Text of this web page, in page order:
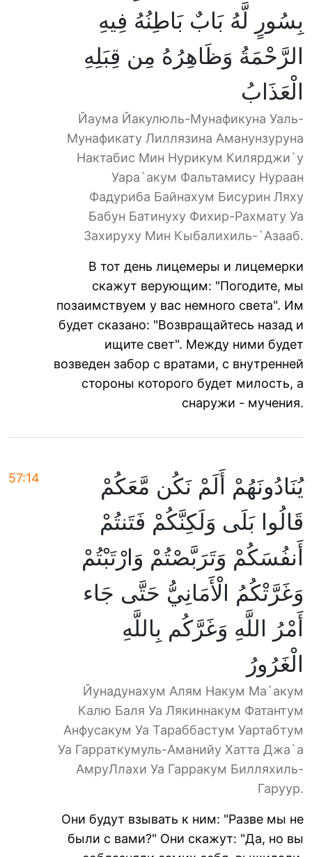
بِسُورٍ لَّهُ بَابٌ بَاطِنُهُ فِيهِ
الرَّحْمَةُ وَظَاهِرُهُ مِن قِبَلِهِ
الْعَذَابُ
Йаума Йакулюль-Мунафикуна Уаль-
Мунафикату Лиллязина Аманунзуруна
Нактабис Мин Нурикум Килярджи`у
Уара`акум Фальтамису Нураан
Фадуриба Байнахум Бисурин Ляху
Бабун Батинуху Фихир-Рахмату Уа
Захируху Мин Кыбалихиль-`Азааб.
В тот день лицемеры и лицемерки
скажут верующим: "Погодите, мы
позаимствуем у вас немного света". Им
будет сказано: "Возвращайтесь назад и
ищите свет". Между ними будет
возведен забор с вратами, с внутренней
стороны которого будет милость, а
снаружи - мучения.
57:14
يُنَادُونَهُمْ أَلَمْ نَكُن مَّعَكُمْ
قَالُوا بَلَى وَلَكِنَّكُمْ فَتَنتُمْ
أَنفُسَكُمْ وَتَرَبَّصْتُمْ وَارْتَبْتُمْ
وَغَرَّتْكُمُ الْأَمَانِيُّ حَتَّى جَاء
أَمْرُ اللَّهِ وَغَرَّكُم بِاللَّهِ
الْغَرُورُ
Йунадунахум Алям Накум Ма`акум
Калю Баля Уа Лякиннакум Фатантум
Анфусакум Уа Тараббастум Уартабтум
Уа Гарраткумуль-Аманийу Хатта Джа`а
АмруЛлахи Уа Гарракум Билляхиль-
Гаруур.
Они будут взывать к ним: "Разве мы не
были с вами?" Они скажут: "Да, но вы